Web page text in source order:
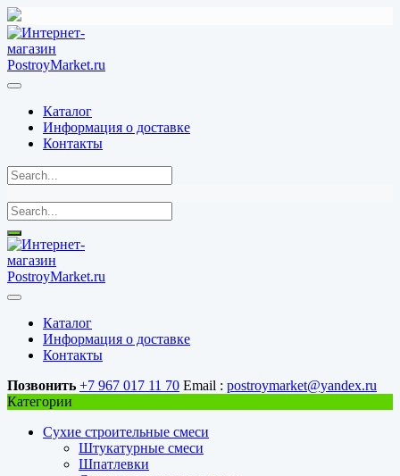
Перейти
к
содержимому
Каталог
Информация о доставке
Контакты
Каталог
Информация о доставке
Контакты
Позвонить +7 967 017 11 70 Email : postroymarket@yandex.ru
Категории
Сухие строительные смеси
Штукатурные смеси
Шпатлевки